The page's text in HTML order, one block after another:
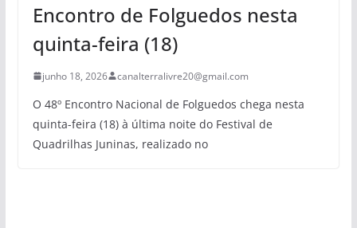
Encontro de Folguedos nesta
quinta-feira (18)
junho 18, 2026 canalterralivre20@gmail.com
O 48º Encontro Nacional de Folguedos chega nesta
quinta-feira (18) à última noite do Festival de
Quadrilhas Juninas, realizado no